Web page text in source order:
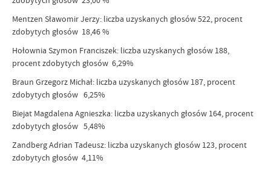
Mentzen Sławomir Jerzy: liczba uzyskanych głosów 522, procent
zdobytych głosów 18,46 %
Hołownia Szymon Franciszek: liczba uzyskanych głosów 188,
procent zdobytych głosów 6,29%
Braun Grzegorz Michał: liczba uzyskanych głosów 187, procent
zdobytych głosów 6,25%
Biejat Magdalena Agnieszka: liczba uzyskanych głosów 164, procent
zdobytych głosów 5,48%
Zandberg Adrian Tadeusz: liczba uzyskanych głosów 123, procent
zdobytych głosów 4,11%